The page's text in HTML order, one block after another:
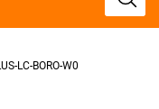
LC-BORO-W0